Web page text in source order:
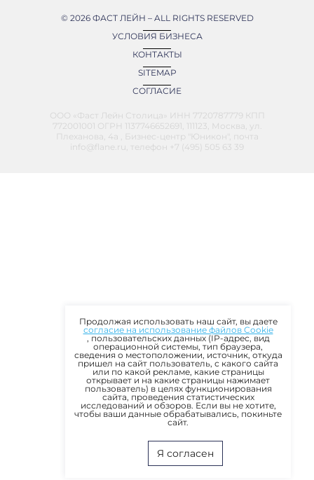
© 2026 ФАСТ ЛЕЙН – ALL RIGHTS RESERVED
УСЛОВИЯ БИЗНЕСА
КОНТАКТЫ
SITEMAP
СОГЛАСИЕ
ООО «Фаст Лейн Столица» ИНН 7720787779 КПП
772001001 ОГРН 1137746652691, 111123, Москва, ул.
Плеханова, 4а , Бизнес-центр "Юникон", почта
info@flane.ru, телефон +7 (495) 505 63 39
Продолжая использовать наш сайт, вы даете
согласие на использование файлов Cookie
, пользовательских данных (IP-адрес, вид
операционной системы, тип браузера,
сведения о местоположении, источник, откуда
пришел на сайт пользователь, с какого сайта
или по какой рекламе, какие страницы
открывает и на какие страницы нажимает
пользователь) в целях функционирования
сайта, проведения статистических
исследований и обзоров. Если вы не хотите,
чтобы ваши данные обрабатывались, покиньте
сайт.
Я согласен